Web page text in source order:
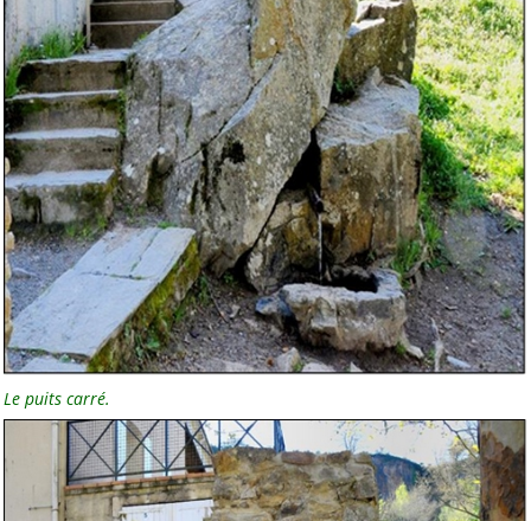
Le puits carré.